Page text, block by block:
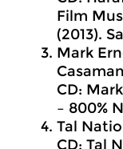
Film
(2013).
Mark
CD:
– 800%
Tal
CD: Tal